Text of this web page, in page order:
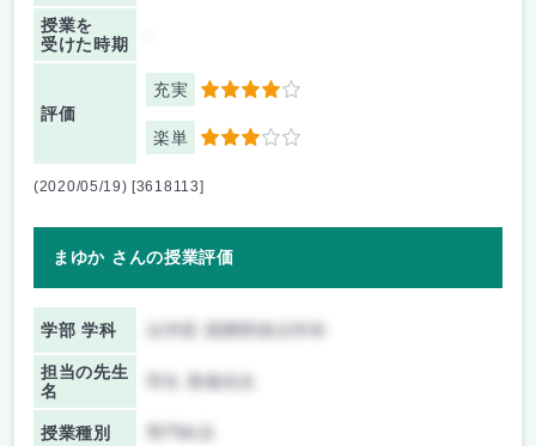
授業を
受けた時期
評価
充実 4
楽単 3
(2020/05/19) [3618113]
まゆか さんの授業評価
学部 学科
担当の先生
名
羽生 香織先生
授業種別